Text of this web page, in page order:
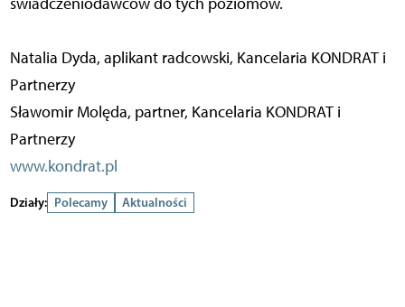
świadczeniodawców do tych poziomów.
Natalia Dyda, aplikant radcowski, Kancelaria KONDRAT i
Partnerzy
Sławomir Molęda, partner, Kancelaria KONDRAT i
Partnerzy
www.kondrat.pl
Działy: Polecamy Aktualności